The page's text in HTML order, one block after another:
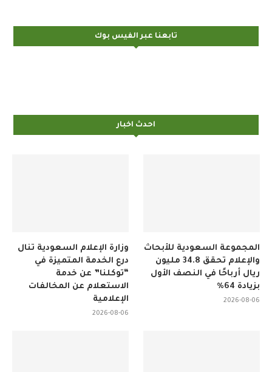
تابعنا عبر الفيس بوك
احدث اخبار
وزارة الإعلام السعودية تنال
درع الخدمة المتميزة في
“توكلنا” عن خدمة
الاستعلام عن المخالفات
الإعلامية
2026-08-06
المجموعة السعودية للأبحاث
والإعلام تحقق 34.8 مليون
ريال أرباحًا في النصف الأول
بزيادة 64%
2026-08-06